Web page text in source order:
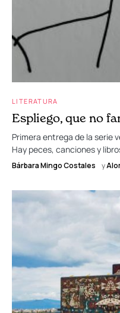
LITERATURA
Espliego, que no
Primera entrega de la serie
Hay peces, canciones y
Bárbara Mingo Costales y